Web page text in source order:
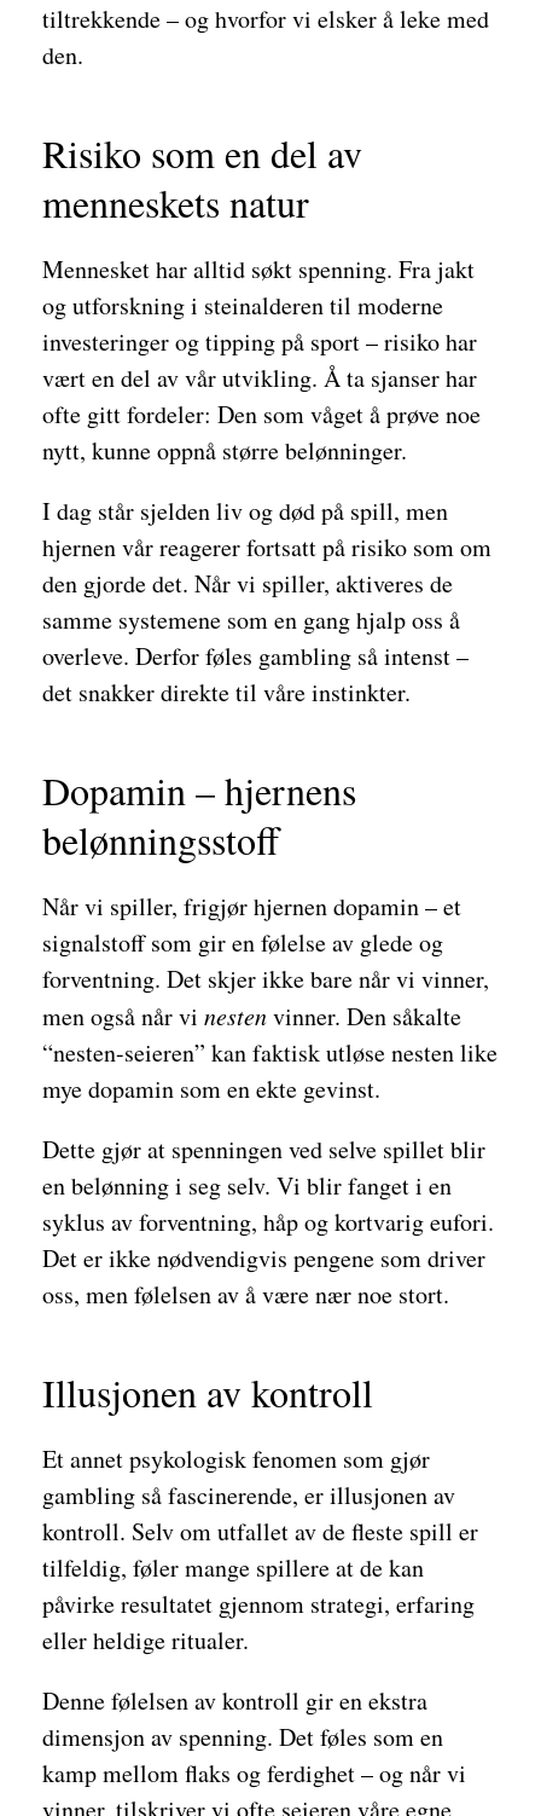
tiltrekkende – og hvorfor vi elsker å leke med
den.
Risiko som en del av
menneskets natur
Mennesket har alltid søkt spenning. Fra jakt
og utforskning i steinalderen til moderne
investeringer og tipping på sport – risiko har
vært en del av vår utvikling. Å ta sjanser har
ofte gitt fordeler: Den som våget å prøve noe
nytt, kunne oppnå større belønninger.
I dag står sjelden liv og død på spill, men
hjernen vår reagerer fortsatt på risiko som om
den gjorde det. Når vi spiller, aktiveres de
samme systemene som en gang hjalp oss å
overleve. Derfor føles gambling så intenst –
det snakker direkte til våre instinkter.
Dopamin – hjernens
belønningsstoff
Når vi spiller, frigjør hjernen dopamin – et
signalstoff som gir en følelse av glede og
forventning. Det skjer ikke bare når vi vinner,
men også når vi nestenvinner. Den såkalte
“nesten-seieren” kan faktisk utløse nesten like
mye dopamin som en ekte gevinst.
Dette gjør at spenningen ved selve spillet blir
en belønning i seg selv. Vi blir fanget i en
syklus av forventning, håp og kortvarig eufori.
Det er ikke nødvendigvis pengene som driver
oss, men følelsen av å være nær noe stort.
Illusjonen av kontroll
Et annet psykologisk fenomen som gjør
gambling så fascinerende, er illusjonen av
kontroll. Selv om utfallet av de fleste spill er
tilfeldig, føler mange spillere at de kan
påvirke resultatet gjennom strategi, erfaring
eller heldige ritualer.
Denne følelsen av kontroll gir en ekstra
dimensjon av spenning. Det føles som en
kamp mellom flaks og ferdighet – og når vi
vinner, tilskriver vi ofte seieren våre egne